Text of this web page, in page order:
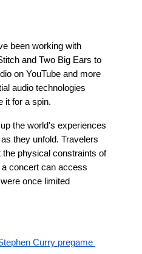
been working with
and Two Big Ears to
on YouTube and more
audio technologies
it for a spin.
the world's experiences
they unfold. Travelers
physical constraints of
concert can access
once limited
Curry pregame